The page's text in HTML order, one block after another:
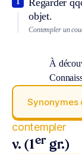
objet.
Contempler un
À
Synonymes
contempler
v. (1er gr.)